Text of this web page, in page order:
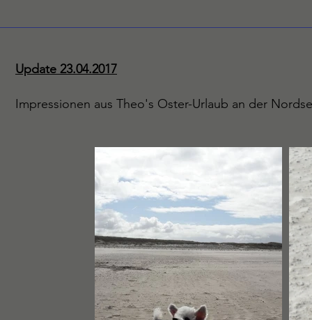
Update 23.04.2017
Impressionen aus Theo's Oster-Urlaub an der